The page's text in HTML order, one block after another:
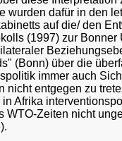
wurden dafür in den
auf die/ den
(1997) zur
(Bonn) über die
immer auch
nicht entgegen zu
Afrika
WTO-Zeiten nicht